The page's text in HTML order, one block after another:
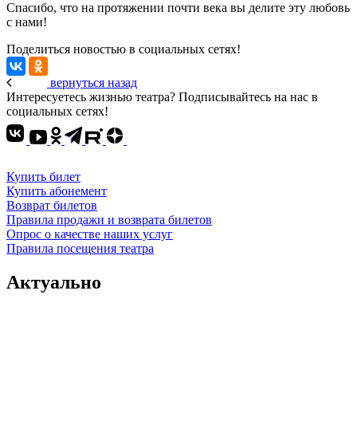
Спасибо, что на протяжении почти века вы делите эту любовь
с нами!
Поделиться новостью в социальных сетях!
вернуться назад
Интересуетесь жизнью театра? Подписывайтесь на нас в
социальных сетях!
Купить билет
Купить абонемент
Возврат билетов
Правила продажи и возврата билетов
Опрос о качестве наших услуг
Правила посещения театра
Актуально